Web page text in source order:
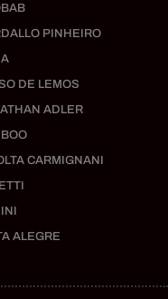
PINHEIRO
DE LEMOS
ADLER
CARMIGNANI
ALEGRE